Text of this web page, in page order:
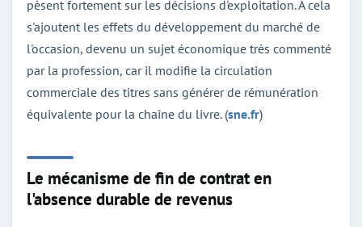
pèsent fortement sur les décisions d'exploitation. À cela
s'ajoutent les effets du développement du marché de
l'occasion, devenu un sujet économique très commenté
par la profession, car il modifie la circulation
commerciale des titres sans générer de rémunération
équivalente pour la chaîne du livre. (sne.fr)
Le mécanisme de fin de contrat en
l'absence durable de revenus